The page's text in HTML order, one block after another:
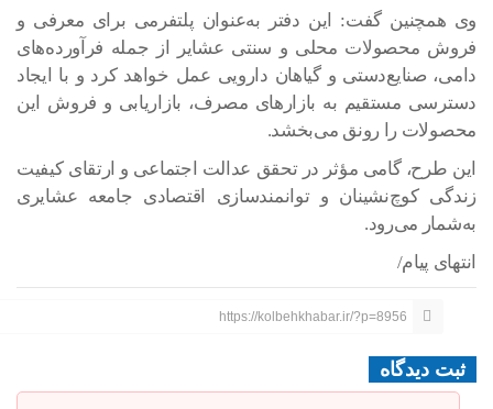
وی همچنین گفت: این دفتر به‌عنوان پلتفرمی برای معرفی و
فروش محصولات محلی و سنتی عشایر از جمله فرآورده‌های
دامی، صنایع‌دستی و گیاهان دارویی عمل خواهد کرد و با ایجاد
دسترسی مستقیم به بازارهای مصرف، بازاریابی و فروش این
محصولات را رونق می‌بخشد.
این طرح، گامی مؤثر در تحقق عدالت اجتماعی و ارتقای کیفیت
زندگی کوچ‌نشینان و توانمندسازی اقتصادی جامعه عشایری
به‌شمار می‌رود.
انتهای پیام/
https://kolbehkhabar.ir/?p=8956
ثبت دیدگاه